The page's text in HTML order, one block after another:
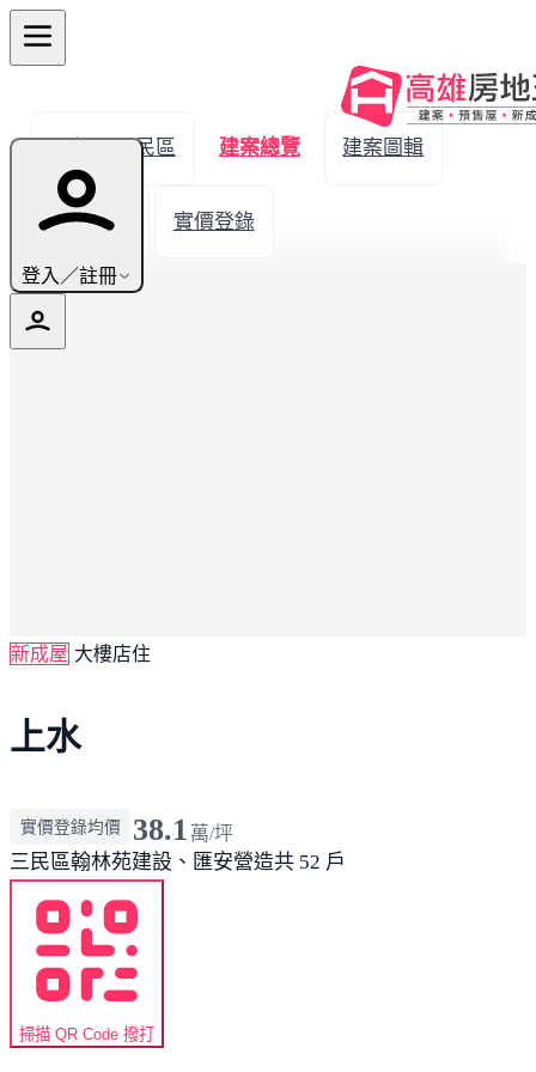
登入／註冊
← 返回三民區 建案總覽 建案圖輯
生活機能 實價登錄
新成屋 大樓店住
上水
實價登錄均價 38.1 萬/坪
三民區翰林苑建設、匯安營造共 52 戶
掃描 QR Code 撥打